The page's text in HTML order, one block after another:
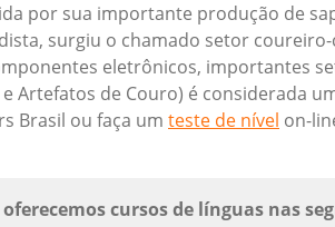
por sua importante produção de
surgiu o chamado setor
eletrônicos, importantes
e Artefatos de Couro) é
Brasil ou faça um teste de nível on-
oferecemos cursos de línguas nas